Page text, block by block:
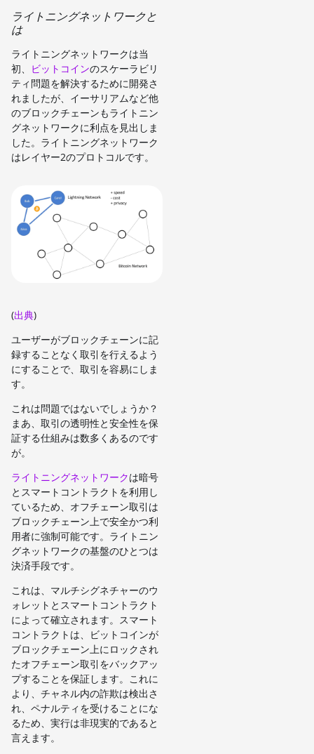
ライトニングネットワークと
は
ライトニングネットワークは当
初、
ビットコインのスケーラビリ
ティ問題を解決するために開発さ
れましたが、イーサリアムなど他
のブロックチェーンもライトニン
グネットワークに利点を見出しま
した。ライトニングネットワーク
はレイヤー2のプロトコルです。
(出典)
ユーザーがブロックチェーンに記
録することなく取引を行えるよう
にすることで、取引を容易にしま
す。
これは問題ではないでしょうか？
まあ、取引の透明性と安全性を保
証する仕組みは数多くあるのです
が。
ライトニングネットワークは暗号
とスマートコントラクトを利用し
ているため、オフチェーン取引は
ブロックチェーン上で安全かつ利
用者に強制可能です。ライトニン
グネットワークの基盤のひとつは
決済手段です。
これは、マルチシグネチャーのウ
ォレットとスマートコントラクト
によって確立されます。スマート
コントラクトは、ビットコインが
ブロックチェーン上にロックされ
たオフチェーン取引をバックアッ
プすることを保証します。これに
より、チャネル内の詐欺は検出さ
れ、ペナルティを受けることにな
るため、実行は非現実的であると
言えます。